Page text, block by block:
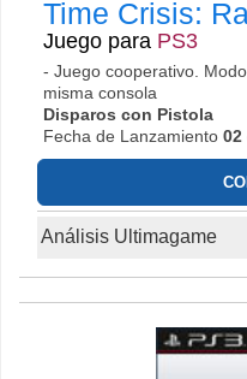
Time Crisis:
Juego para PS3
- Juego cooperativo.
misma consola
Disparos con Pistola
Fecha de Lanzamiento 02
Análisis Ultimagame